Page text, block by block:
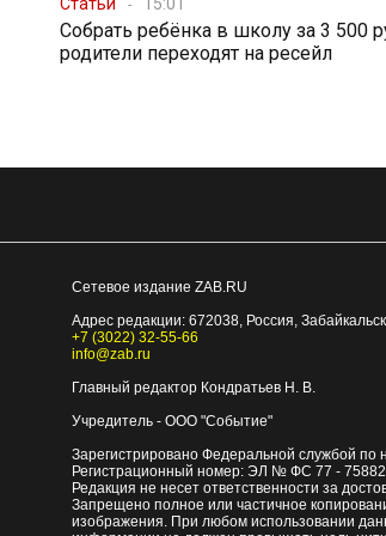
Собрать ребёнка в школу за 3 500
родители переходят на ресейл
Сетевое издание ZAB.RU
Адрес редакции: 672038, Россия,
+7 (3022) 32-55-66
info@zab.ru
Главный редактор Кондратьев Н. В.
Учредитель - ООО "Событие"
Зарегистрировано Федеральной службой
Регистрационный номер: ЭЛ № ФС 77 -
Редакция не несет ответственности за
Запрещено полное или частичное
изображения. При любом использовании